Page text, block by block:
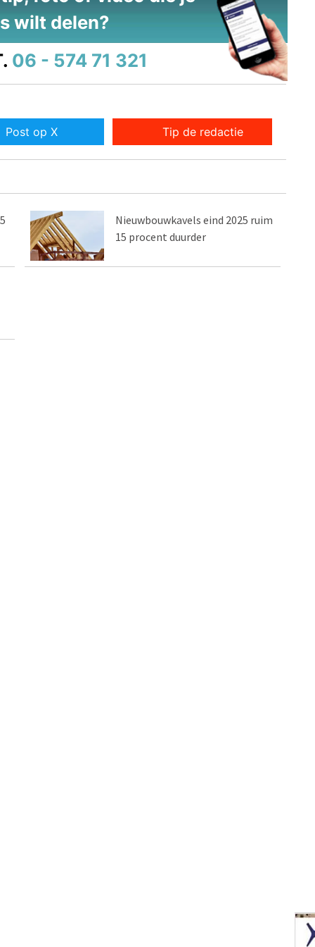
wilt delen?
06 - 574 71 321
Post op X Tip de redactie
Nieuwbouwkavels eind 2025 ruim
15 procent duurder